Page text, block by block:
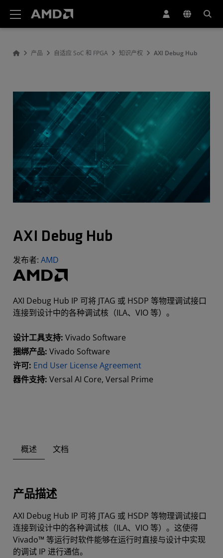
产品 自适应 SoC 和 FPGA 知识产权 AXI Debug Hub
AXI Debug Hub
发布者: AMD
AXI Debug Hub IP 可将 JTAG 或 HSDP 等物理调试接口
连接到设计中的各种调试核（ILA、VIO 等）。
设计工具支持: Vivado Software
捆绑产品: Vivado Software
许可: End User License Agreement
器件支持: Versal AI Core, Versal Prime
概述 文档
产品描述
AXI Debug Hub IP 可将 JTAG 或 HSDP 等物理调试接口
连接到设计中的各种调试核（ILA、VIO 等）。这使得
Vivado™ 等运行时软件能够在运行时直接与设计中实现
的调试 IP 进行通信。